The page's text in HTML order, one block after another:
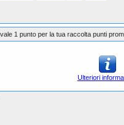
1 punto per la tua raccolta punti
Ulteriori